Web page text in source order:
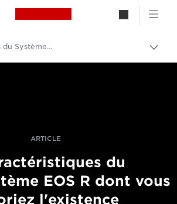
Canon Logo, back to
entre
caractéristiques du Système EOS R dont vous ignoriez l'existence
ARTICLE
du
EOS R dont vous
l'existence